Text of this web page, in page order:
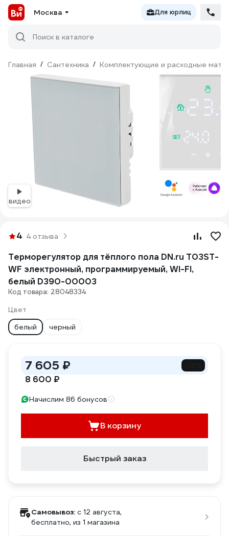
Москва Для юрлиц
Поиск в каталоге
Главная / Сантехника / Комплектующие и расходные
видео
4 4 отзыва
Терморегулятор для тёплого пола DN.ru T03ST-
WF электронный, программируемый, WI-FI,
белый D390-00003
Код товара: 28048334
Цвет
белый
черный
7 605 ₽
8 600 ₽
Начислим 86 бонусов
В корзину
Быстрый заказ
Самовывоз: c 12 августа,
бесплатно, из 1 магазина